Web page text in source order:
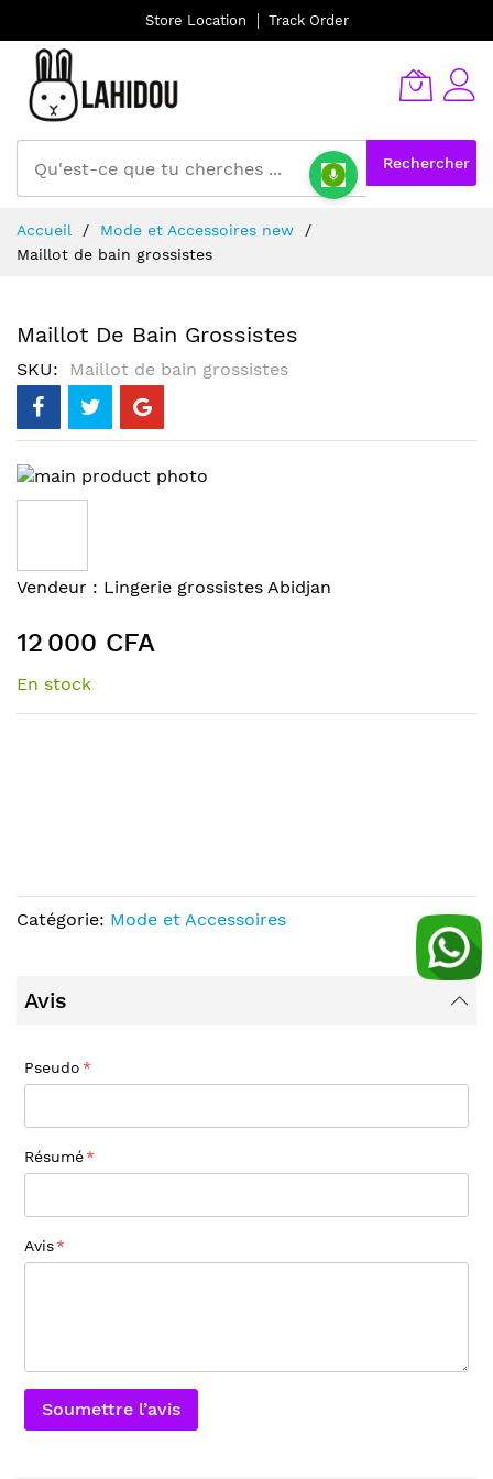
Store Location Track Order
Rechercher
au
contenu
Accueil
Mode et Accessoires new
Maillot de bain grossistes
Maillot De Bain Grossistes
SKU Maillot de bain grossistes
Skip
to
of
the
gallery
Skip
the
beginning
of
Vendeur : Lingerie grossistes Abidjan
12 000 CFA
En stock
Catégorie: Mode et Accessoires
Avis
Pseudo
Résumé
Avis
Soumettre l’avis